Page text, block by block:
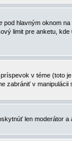
pod hlavným oknom
limit pre anketu,
v téme (toto
zabrániť v manipulácii
len moderátor a